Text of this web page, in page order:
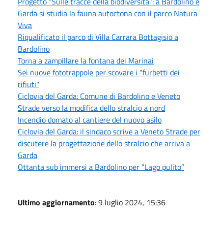
Garda si studia la fauna autoctona con il parco Natura
Viva
Riqualificato il parco di Villa Carrara Bottagisio a
Bardolino
Torna a zampillare la fontana dei Marinai
Sei nuove fototrappole per scovare i "furbetti dei
rifiuti"
Ciclovia del Garda: Comune di Bardolino e Veneto
Strade verso la modifica dello stralcio a nord
Incendio domato al cantiere del nuovo asilo
Ciclovia del Garda: il sindaco scrive a Veneto Strade per
discutere la progettazione dello stralcio che arriva a
Garda
Ottanta sub immersi a Bardolino per “Lago pulito”
Ultimo aggiornamento: 9 luglio 2024, 15:36